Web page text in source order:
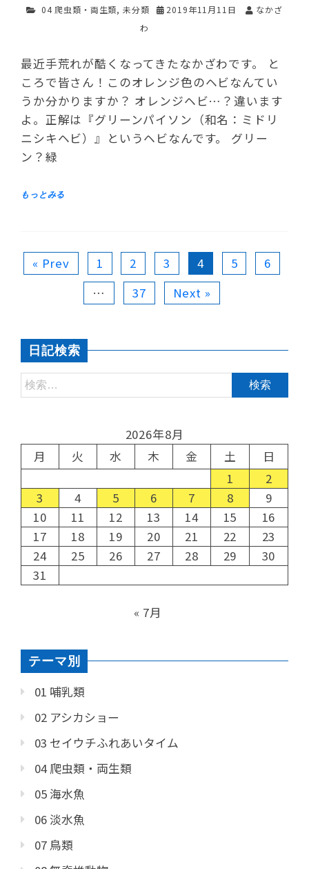
04 爬虫類・両生類, 未分類 2019年11月11日
なかざ
わ
最近手荒れが酷くなってきたなかざわです。 と
ころで皆さん！このオレンジ色のヘビなんてい
うか分かりますか？ オレンジヘビ…？違います
よ。正解は『グリーンパイソン（和名：ミドリ
ニシキヘビ）』というヘビなんです。 グリー
ン？緑
« Prev 1 2 3 4 5
6
…
37 Next »
日記検索
2026年8月
月
火 水 木 金 土
日
1
2
3
4 5 6 7 8
9
10
11 12 13 14 15
16
17
18 19 20 21 22
23
24
25 26 27 28 29
30
31
« 7月
テーマ別
01 哺乳類
02 アシカショー
03 セイウチふれあいタイム
04 爬虫類・両生類
05 海水魚
06 淡水魚
07 鳥類